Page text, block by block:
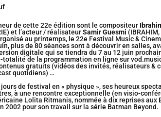
de cette 22e édition sont le compositeur
et l’acteur / réalisateurSamir Guesmi
au printemps, le 22e Festival Music &
plus de 80 séances sont à découvrir en salles,
digitale qui se tiendra du 7 au 12 juin
totalité de la programmation en ligne sur
gratuits (vidéos des invités, réalisateurs &
quotidiens) …
jours de festival en « physique », ses heureux
à une rencontre exceptionnelle (en visio-
Lolita Ritmanis, nommée à dix reprises aux
2002 pour son travail sur la série Batman Beyond.